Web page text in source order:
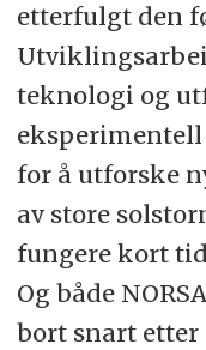
etterfulgt den
teknologi og
for å utforske
av store
fungere kort
Og både
bort snart etter